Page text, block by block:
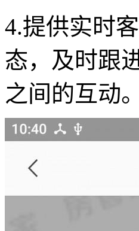
4.提供实时
态，及时跟
之间的互动。